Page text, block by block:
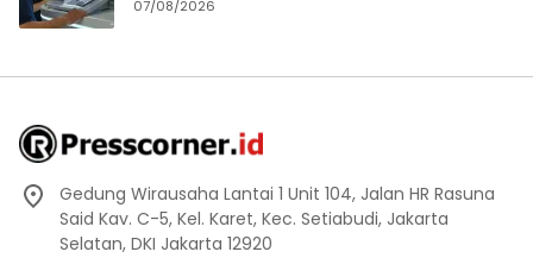
07/08/2026
Gedung Wirausaha Lantai 1 Unit 104, Jalan HR Rasuna
Said Kav. C-5, Kel. Karet, Kec. Setiabudi, Jakarta
Selatan, DKI Jakarta 12920